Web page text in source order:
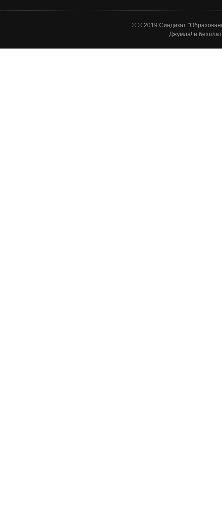
© © 2019 Синдикат
Джумла! е